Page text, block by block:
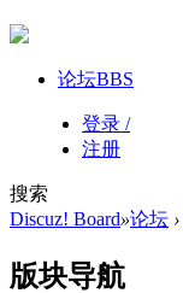
论坛BBS
登录 /
注册
搜索
Discuz! Board»论坛 ›
版块导航